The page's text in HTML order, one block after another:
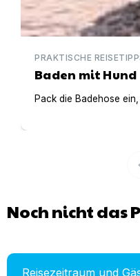
PRAKTISCHE
Baden mit Hund
Pack die Badehose
Noch nicht das
Reisezeitraum und